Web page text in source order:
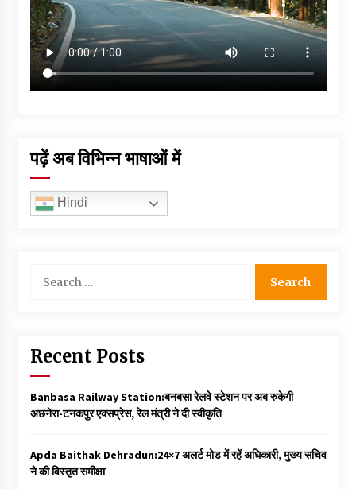
पढ़ें अब विभिन्न भाषाओं में
Hindi
for:
Recent Posts
Banbasa Railway Station:बनबसा रेलवे स्टेशन पर अब रुकेगी
अछनेरा-टनकपुर एक्सप्रेस, रेल मंत्री ने दी स्वीकृति
Apda Baithak Dehradun:24×7 अलर्ट मोड में रहें अधिकारी, मुख्य सचिव
ने की विस्तृत समीक्षा